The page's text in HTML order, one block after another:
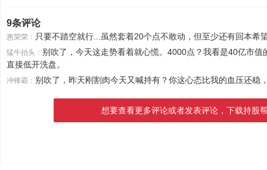
9条评论
惠荣荣： 只要不踏空就行...虽然套着20个点不敢动，但至少还有回本希
猛牛抬头： 别吹了，今天这走势看着就心慌。4000点？我看是40亿市值
直接低开洗盘。
冲锋霸： 别吹了，昨天刚割肉今天又喊持有？你这心态比我的血压还稳
想要查看更多评论或者发表评论，下载持股